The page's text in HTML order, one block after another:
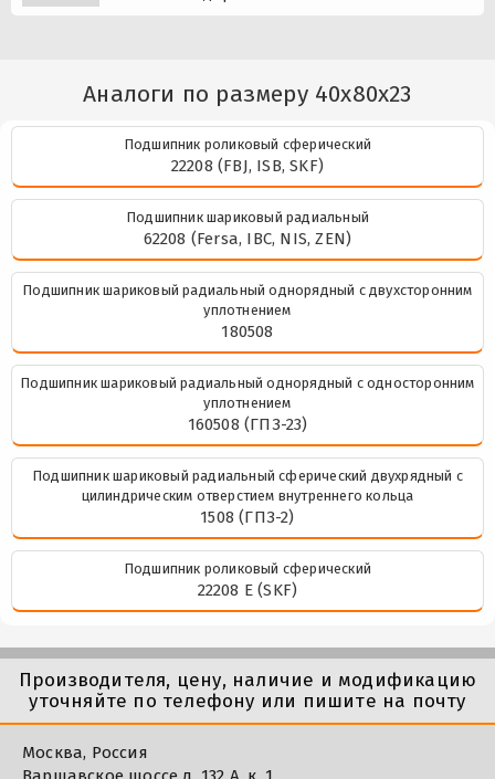
Аналоги по размеру 40x80x23
Подшипник роликовый сферический
22208 (FBJ, ISB, SKF)
Подшипник шариковый радиальный
62208 (Fersa, IBC, NIS, ZEN)
Подшипник шариковый радиальный однорядный с двухсторонним
уплотнением
180508
Подшипник шариковый радиальный однорядный с односторонним
уплотнением
160508 (ГПЗ-23)
Подшипник шариковый радиальный сферический двухрядный с
цилиндрическим отверстием внутреннего кольца
1508 (ГПЗ-2)
Подшипник роликовый сферический
22208 E (SKF)
Производителя, цену, наличие и модификацию
уточняйте по телефону или пишите на почту
Москва, Россия